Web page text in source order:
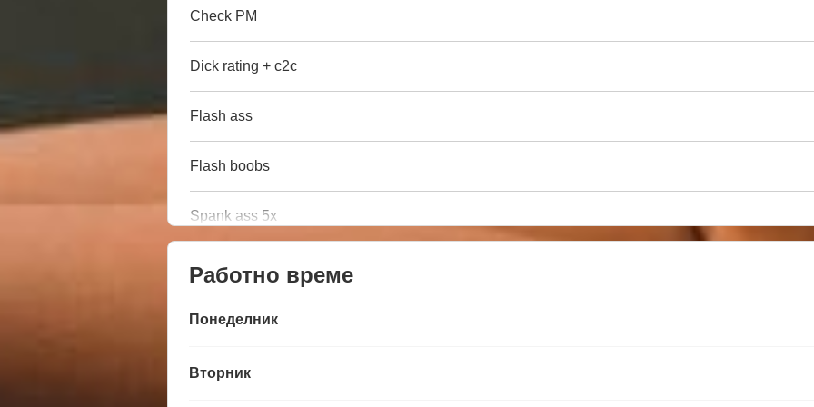
Check PM
Dick rating + c2c
Flash ass
Flash boobs
Spank ass 5x
Работно време
Понеделник
Вторник